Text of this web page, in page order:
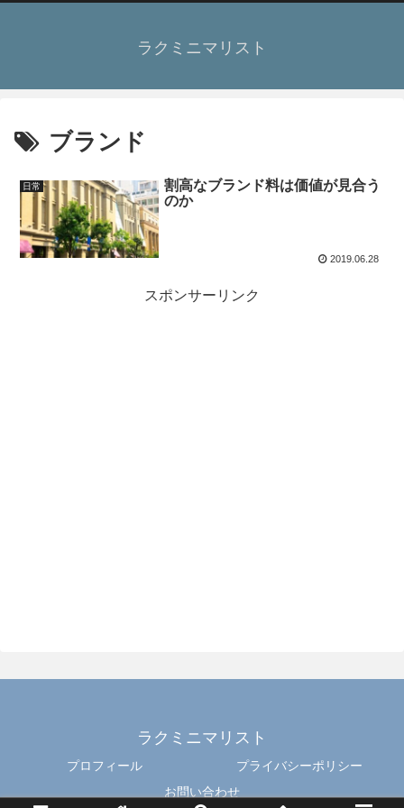
ラクミニマリスト
ブランド
日常
割高なブランド料は価値が見合う
のか
2019.06.28
スポンサーリンク
ラクミニマリスト
プロフィール
プライバシーポリシー
お問い合わせ